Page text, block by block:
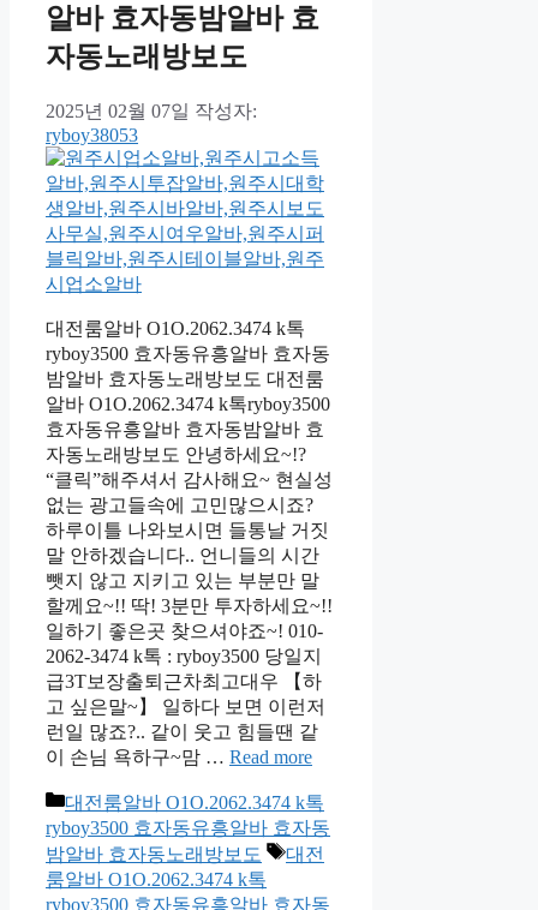
알바 효자동밤알바 효
자동노래방보도
2025년 02월 07일 작성자:
ryboy38053
대전룸알바 O1O.2062.3474 k톡
ryboy3500 효자동유흥알바 효자동
밤알바 효자동노래방보도 대전룸
알바 O1O.2062.3474 k톡ryboy3500
효자동유흥알바 효자동밤알바 효
자동노래방보도 안녕하세요~!?
“클릭”해주셔서 감사해요~ 현실성
없는 광고들속에 고민많으시죠?
하루이틀 나와보시면 들통날 거짓
말 안하겠습니다.. 언니들의 시간
뺏지 않고 지키고 있는 부분만 말
할께요~!! 딱! 3분만 투자하세요~!!
일하기 좋은곳 찾으셔야죠~! 010-
2062-3474 k톡 : ryboy3500 당일지
급3T보장출퇴근차최고대우 【하
고 싶은말~】 일하다 보면 이런저
런일 많죠?.. 같이 웃고 힘들땐 같
이 손님 욕하구~맘 … Read more
카
테
고
리
대전룸알바 O1O.2062.3474 k톡
ryboy3500 효자동유흥알바 효자동
밤알바 효자동노래방보도
태
대전
룸알바 O1O.2062.3474 k톡
ryboy3500 효자동유흥알바 효자동